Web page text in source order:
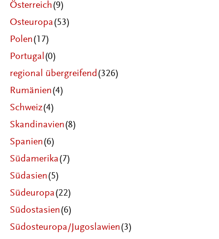
Österreich(9)
Osteuropa(53)
Polen(17)
Portugal(0)
regional übergreifend(326)
Rumänien(4)
Schweiz(4)
Skandinavien(8)
Spanien(6)
Südamerika(7)
Südasien(5)
Südeuropa(22)
Südostasien(6)
Südosteuropa/Jugoslawien(3)